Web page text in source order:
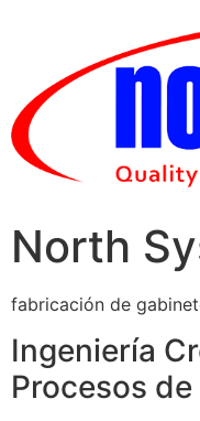
North
fabricación de
Ingeniería
Procesos